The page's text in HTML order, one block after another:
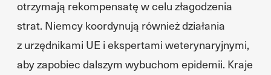
otrzymają rekompensatę w celu złagodzenia
strat. Niemcy koordynują również działania
z urzędnikami UE i ekspertami weterynaryjnymi,
aby zapobiec dalszym wybuchom epidemii. Kraje